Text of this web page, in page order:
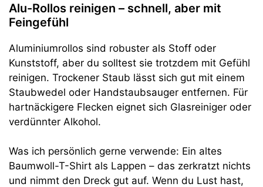
Alu-Rollos reinigen – schnell, aber mit
Feingefühl
Aluminiumrollos sind robuster als Stoff oder
Kunststoff, aber du solltest sie trotzdem mit Gefühl
reinigen. Trockener Staub lässt sich gut mit einem
Staubwedel oder Handstaubsauger entfernen. Für
hartnäckigere Flecken eignet sich Glasreiniger oder
verdünnter Alkohol.
Was ich persönlich gerne verwende: Ein altes
Baumwoll-T-Shirt als Lappen – das zerkratzt nichts
und nimmt den Dreck gut auf. Wenn du Lust hast,